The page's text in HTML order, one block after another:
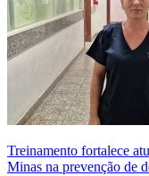
Treinamento fortalece
Minas na prevenção de